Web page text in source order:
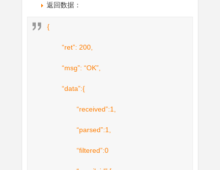
返回数据：
{
“ret”: 200,
“msg”: “OK”,
“data”:{
“received”:1,
“parsed”:1,
“filtered”:0